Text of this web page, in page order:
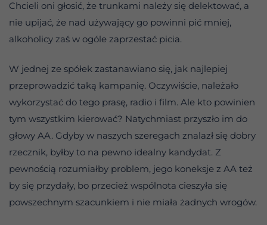
Chcieli oni głosić, że trunkami należy się delektować, a
nie upijać, że nad używający go powinni pić mniej,
alkoholicy zaś w ogóle zaprzestać picia.
W jednej ze spółek zastanawiano się, jak najlepiej
przeprowadzić taką kampanię. Oczywiście, należało
wykorzystać do tego prasę, radio i film. Ale kto powinien
tym wszystkim kierować? Natychmiast przyszło im do
głowy AA. Gdyby w naszych szeregach znalazł się dobry
rzecznik, byłby to na pewno idealny kandydat. Z
pewnością rozumiałby problem, jego koneksje z AA też
by się przydały, bo przecież wspólnota cieszyła się
powszechnym szacunkiem i nie miała żadnych wrogów.